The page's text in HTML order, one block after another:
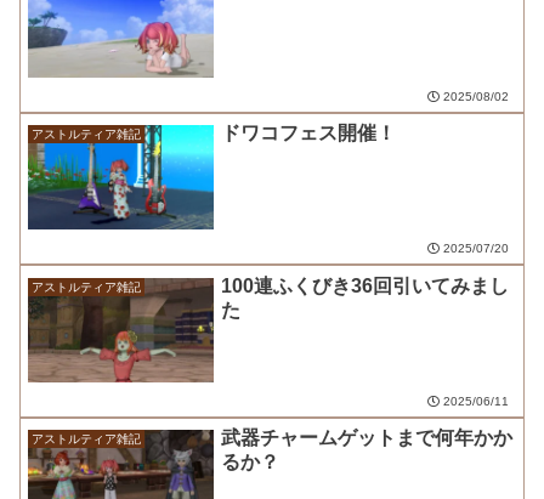
2025/08/02
アストルティア雑記 ドワコフェス開催！
2025/07/20
アストルティア雑記
100連ふくびき36回引いてみまし
た
2025/06/11
アストルティア雑記
武器チャームゲットまで何年かか
るか？